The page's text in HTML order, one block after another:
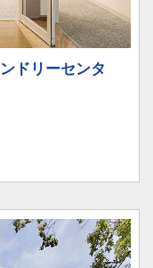
ドリーセンタ